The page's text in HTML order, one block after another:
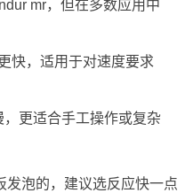
mr，但在多数应用中
快，适用于对速度要求
更适合手工操作或复杂
发泡的，建议选反应快一点